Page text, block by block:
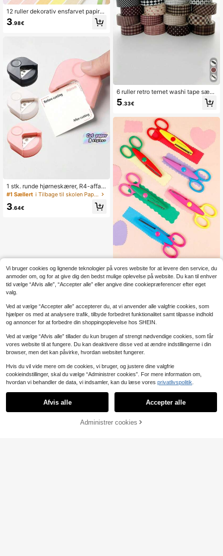
12 ruller dekorativ ensfarvet papirta
pesæt, regnbue gør-det-selv-mask
ertape, velegnet til notesbøger, plan
3.98€
1 stk. runde hjørneskærer, R4-affas
ningsværktøj, papirfotorunder, lamin
eringsfilmhjørnetrimmer, kortvinkelk
lipper Tilbage til skole, Tilbage til sk
#1 Sællert i Tilbage til skolen Papirhulsmaskine
3.64€
6 ruller retro ternet washi tape sæt,
multi ternet twill skakbræt hjertemø
nster papir selvklæbende maskerin
er til album fotodagbog notesbog
5.33€
6 stk. sæt med dekorative kantsaks
e, ABS-harpiks papirskæresaks, 6
mønstre, glat skæring, farverig og sj
ov, tilbage til skoleartikler
3 .35€3.38€
Læg i kurv
Vi bruger cookies og lignende teknologier på vores website for at levere den service, du
anmoder om, og for at give dig den bedst mulige oplevelse på website. Du kan til enhver
tid vælge “Afvis alle”, “Accepter alle” eller angive dine cookiepræferencer efter eget
valg.
Ved at vælge “Accepter alle” accepterer du, at vi anvender alle valgfrie cookies, som
hjælper os med at analysere trafik, tilbyde forbedret funktionalitet samt tilpasse indhold
og annoncer for at forbedre din shoppingoplevelse hos SHEIN.
Ved at vælge “Afvis alle” tillader du kun brugen af strengt nødvendige cookies, som får
vores website til at fungere. Du kan deaktivere disse ved at ændre indstillingerne i din
browser, men det kan påvirke, hvordan websitet fungerer.
Hvis du vil vide mere om de cookies, vi bruger, og justere dine valgfrie
cookieindstillinger, skal du vælge “Administrer cookies”. For mere information om,
hvordan vi behandler de data, vi indsamler, kan du læse vores privatlivspolitik
Afvis alle Accepter alle
Administrer cookies